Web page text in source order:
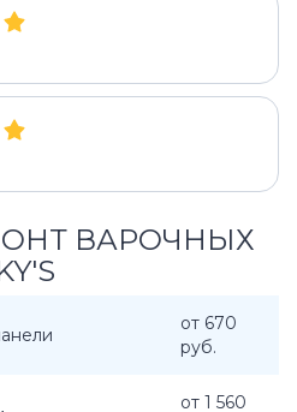
ВАРОЧНЫХ
от 670
руб.
от 1 560